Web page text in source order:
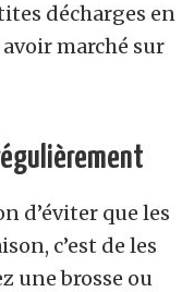
décharges en
marché sur
d’éviter que les
c’est de les
une brosse ou